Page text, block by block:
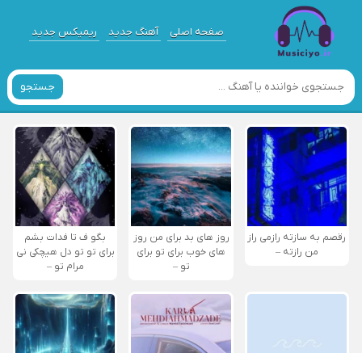
صفحه اصلی آهنگ جدید ریمیکس جدید
جستجو
رقصم به سازته رازمی راز
من رازته –
روز های بد برای من روز
های خوب برای تو برای
تو –
بگو ف تا فدات بشم
برای تو تو دل هیچکی نی
مرام تو –